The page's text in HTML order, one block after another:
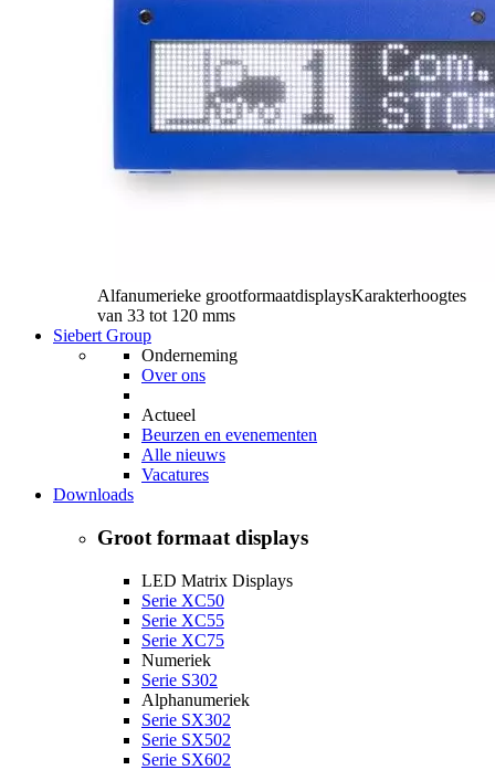
Alfanumerieke grootformaatdisplaysKarakterhoogtes
van 33 tot 120 mms
Siebert Group
Onderneming
Over ons
Actueel
Beurzen en evenementen
Alle nieuws
Vacatures
Downloads
Groot formaat displays
LED Matrix Displays
Serie XC50
Serie XC55
Serie XC75
Numeriek
Serie S302
Alphanumeriek
Serie SX302
Serie SX502
Serie SX602